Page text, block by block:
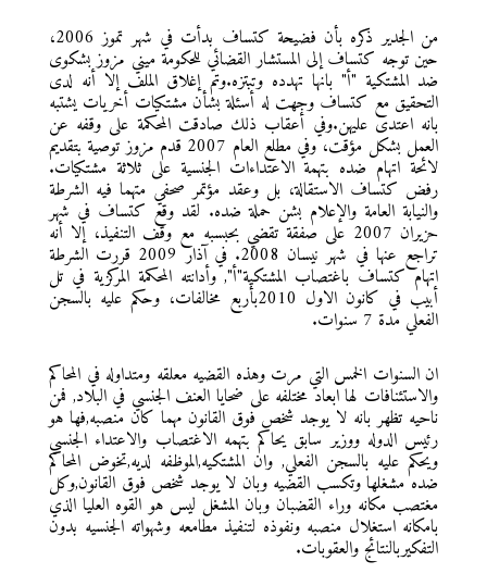
من الجدير ذكره بأن فضيحة كتساف بدأت في شهر تموز 2006،
حين توجه كتساف إلى المستشار القضائي للحكومة ميني مزوز بشكوى
ضد المشتكية "أ" بانها تهدده وتبتزه.وتم إغلاق الملف إلا أنه لدى
التحقيق مع كتساف وجهت له أسئلة بشأن مشتكيات أخريات يشتبه
بانه اعتدى عليهن.وفي أعقاب ذلك صادقت المحكمة على وقفه عن
العمل بشكل مؤقت، وفي مطلع العام 2007 قدم مزوز توصية بتقديم
لائحة اتهام ضده بتهمة الاعتداءات الجنسية على ثلاثة مشتكيات.
رفض كتساف الاستقالة، بل وعقد مؤتمر صحفي متهما فيه الشرطة
والنيابة العامة والإعلام بشن حملة ضده. لقد وقع كتساف في شهر
حزيران 2007 على صفقة تقضي بحبسبه مع وقف التنفيذ، إلا أنه
تراجع عنها في شهر نيسان 2008. في آذار 2009 قررت الشرطة
اتهام كتساف باغتصاب المشتكية"أ", وأدانته المحكمة المركزية في تل
أبيب في كانون الاول 2010بأربع مخالفات، وحكم عليه بالسجن
الفعلي مدة 7 سنوات.
ان السنوات الخمس التي مرت وهذه القضيه معلقه ومتداوله في المحاكم
والاستئنافات لها ابعاد مختلفه على ضحايا العنف الجنسي في البلاد, فمن
ناحيه تظهر بانه لا يوجد شخص فوق القانون مهما كان منصبه,فها هو
رئيس الدوله ووزير سابق يحاكم بتهمه الاغتصاب والاعتداء الجنسي
ويحكم عليه بالسجن الفعلي, وان المشتكيه,الموظفه لديه,تخوض المحاكم
ضده مشغلها وتكسب القضيه وبان لا يوجد شخص فوق القانون,وكل
مغتصب مكانه وراء القضبان وبان المشغل ليس هو القوه العليا الذي
بامكانه استغلال منصبه ونفوذه لتنفيذ مطامعه وشهواته الجنسيه بدون
التفكيربالنتائج والعقوبات.